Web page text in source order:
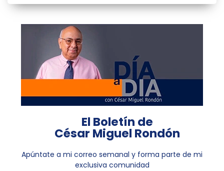
El Boletín de
César Miguel Rondón
Apúntate a mi correo semanal y forma parte de mi
exclusiva comunidad